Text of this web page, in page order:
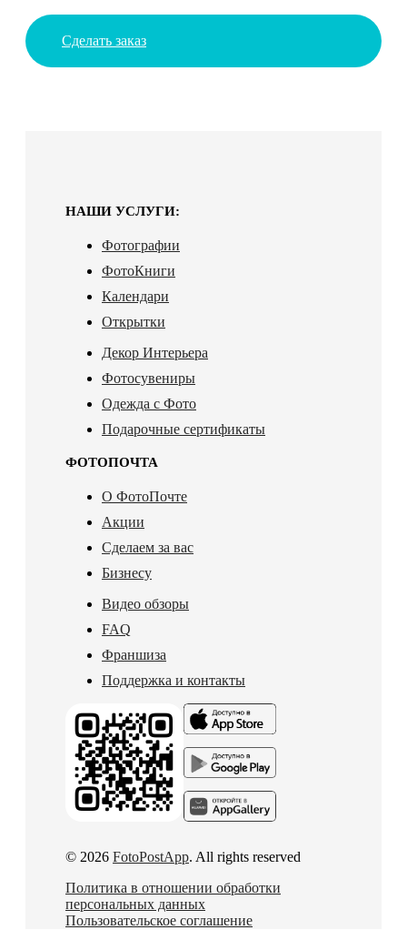
Сделать заказ
НАШИ УСЛУГИ:
Фотографии
ФотоКниги
Календари
Открытки
Декор Интерьера
Фотосувениры
Одежда с Фото
Подарочные сертификаты
ФОТОПОЧТА
О ФотоПочте
Акции
Сделаем за вас
Бизнесу
Видео обзоры
FAQ
Франшиза
Поддержка и контакты
© 2026 FotoPostApp. All rights reserved
Политика в отношении обработки
персональных данных
Пользовательское соглашение